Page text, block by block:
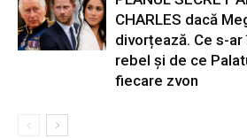
CHARLES dacă
divorțează. Ce s-
rebel și de ce
fiecare zvon